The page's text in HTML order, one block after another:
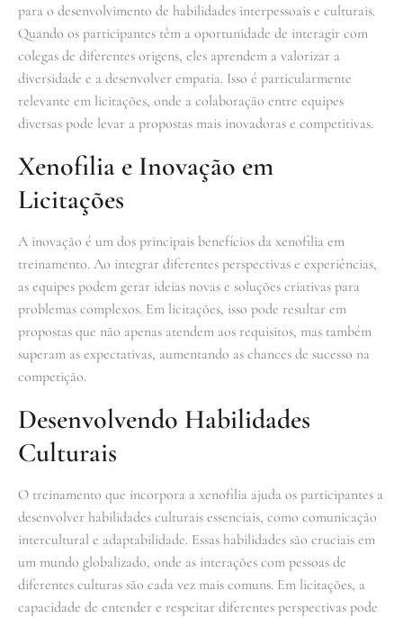
para o desenvolvimento de habilidades interpessoais e culturais.
Quando os participantes têm a oportunidade de interagir com
colegas de diferentes origens, eles aprendem a valorizar a
diversidade e a desenvolver empatia. Isso é particularmente
relevante em licitações, onde a colaboração entre equipes
diversas pode levar a propostas mais inovadoras e competitivas.
Xenofilia e Inovação em
Licitações
A inovação é um dos principais benefícios da xenofilia em
treinamento. Ao integrar diferentes perspectivas e experiências,
as equipes podem gerar ideias novas e soluções criativas para
problemas complexos. Em licitações, isso pode resultar em
propostas que não apenas atendem aos requisitos, mas também
superam as expectativas, aumentando as chances de sucesso na
competição.
Desenvolvendo Habilidades
Culturais
O treinamento que incorpora a xenofilia ajuda os participantes a
desenvolver habilidades culturais essenciais, como comunicação
intercultural e adaptabilidade. Essas habilidades são cruciais em
um mundo globalizado, onde as interações com pessoas de
diferentes culturas são cada vez mais comuns. Em licitações, a
capacidade de entender e respeitar diferentes perspectivas pode